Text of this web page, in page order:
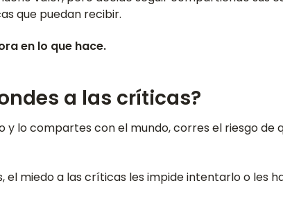
que puedan recibir.
en lo que hace.
a las críticas?
y lo compartes con el mundo, corres el riesgo de
el miedo a las críticas les impide intentarlo o les